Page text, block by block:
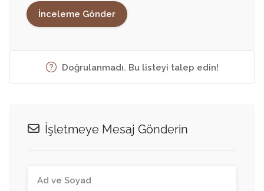
Doğrulanmadı. Bu listeyi talep edin!
İşletmeye Mesaj Gönderin